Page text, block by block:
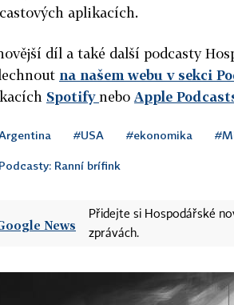
aplikacích.
díl a také další podcasty
na našem webu v sekci
Spotifynebo Apple
#USA #ekonomika
Ranní brífink
Přidejte si Hospodářské
zprávách.